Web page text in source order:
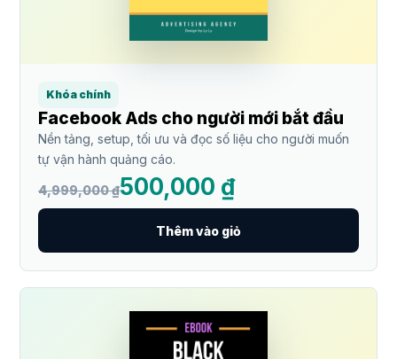
Khóa chính
Facebook Ads cho người mới bắt đầu
Nền tảng, setup, tối ưu và đọc số liệu cho người muốn
tự vận hành quảng cáo.
4,999,000 ₫500,000 ₫
Thêm vào giỏ